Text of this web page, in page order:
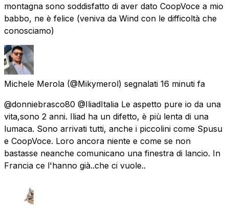
montagna sono soddisfatto di aver dato CoopVoce a mio
babbo, ne è felice (veniva da Wind con le difficoltà che
conosciamo)
Michele Merola (@Mikymerol) segnalati 16 minuti fa
@donniebrasco80 @IliadItalia Le aspetto pure io da una
vita,sono 2 anni. Iliad ha un difetto, è più lenta di una
lumaca. Sono arrivati tutti, anche i piccolini come Spusu
e CoopVoce. Loro ancora niente e come se non
bastasse neanche comunicano una finestra di lancio. In
Francia ce l'hanno già..che ci vuole..